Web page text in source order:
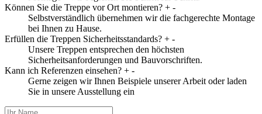
Können Sie die Treppe vor Ort montieren? + -
Selbstverständlich übernehmen wir die fachgerechte Montage
bei Ihnen zu Hause.
Erfüllen die Treppen Sicherheitsstandards? + -
Unsere Treppen entsprechen den höchsten
Sicherheitsanforderungen und Bauvorschriften.
Kann ich Referenzen einsehen? + -
Gerne zeigen wir Ihnen Beispiele unserer Arbeit oder laden
Sie in unsere Ausstellung ein